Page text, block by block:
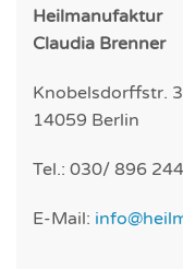
Heilmanufaktur
Claudia Brenner
Knobelsdorffstr.
14059 Berlin
Tel.: 030/ 896
E-Mail: